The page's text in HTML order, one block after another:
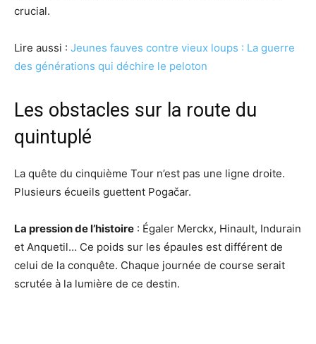
crucial.
Lire aussi : Jeunes fauves contre vieux loups : La guerre
des générations qui déchire le peloton
Les obstacles sur la route du
quintuplé
La quête du cinquième Tour n’est pas une ligne droite.
Plusieurs écueils guettent Pogačar.
La pression de l’histoire : Égaler Merckx, Hinault, Indurain
et Anquetil… Ce poids sur les épaules est différent de
celui de la conquête. Chaque journée de course serait
scrutée à la lumière de ce destin.